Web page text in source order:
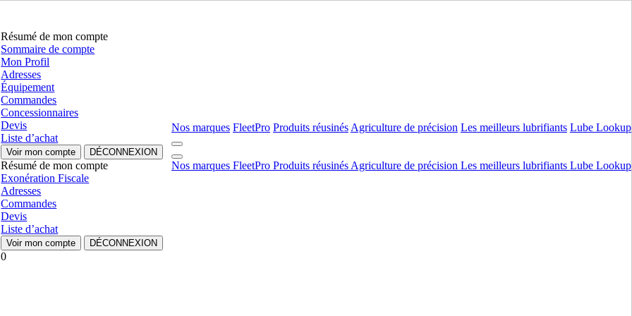
Résumé de mon compte
Sommaire de compte
Mon Profil
Adresses
Équipement
Commandes
Concessionnaires
Devis
Liste d’achat
Voir mon compte DÉCONNEXION
Résumé de mon compte
Exonération Fiscale
Adresses
Commandes
Devis
Liste d’achat
Voir mon compte DÉCONNEXION
0
Nos marques FleetPro Produits réusinés Agriculture de précision Les meilleurs lubrifiants Lube Lookup
Nos marques FleetPro Produits réusinés Agriculture de précision Les meilleurs lubrifiants Lube Lookup